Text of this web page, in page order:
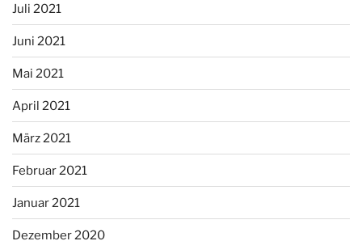
Juli 2021
Juni 2021
Mai 2021
April 2021
März 2021
Februar 2021
Januar 2021
Dezember 2020